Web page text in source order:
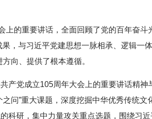
的重要讲话，全面回顾了党的百年奋
，与习近平党建思想一脉相承、逻辑一
向、提供了根本遵循。
党成立105周年大会上的重要讲话精神
问”重大课题，深度挖掘中华优秀传统文
科研，集中力量攻关重点选题，围绕习